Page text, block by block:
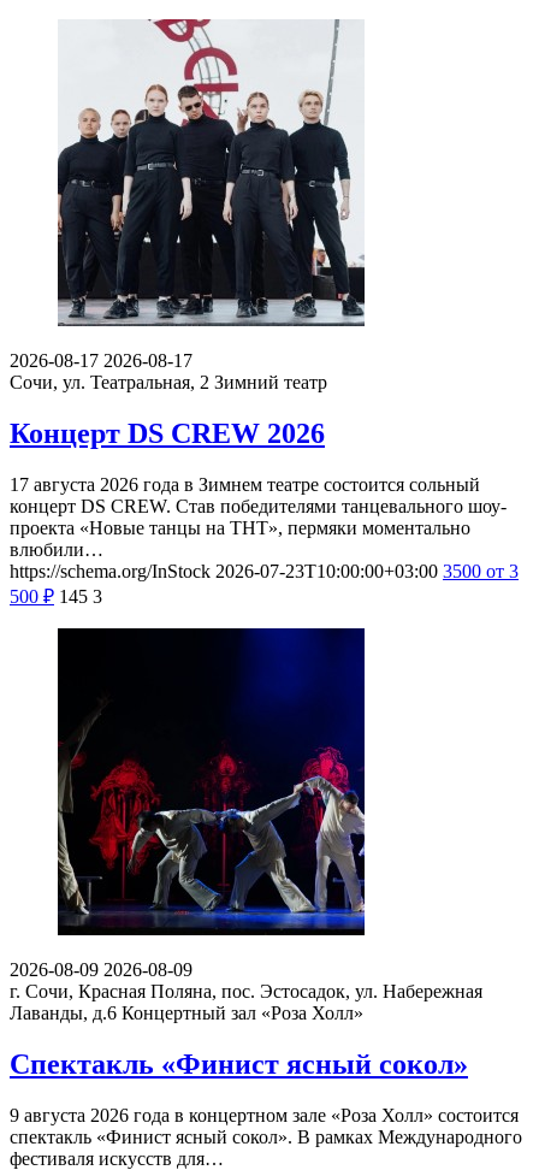
2026-08-17 2026-08-17
Сочи, ул. Театральная, 2 Зимний театр
Концерт DS CREW 2026
17 августа 2026 года в Зимнем театре состоится сольный
концерт DS CREW. Став победителями танцевального шоу-
проекта «Новые танцы на ТНТ», пермяки моментально
влюбили…
https://schema.org/InStock 2026-07-23T10:00:00+03:00 3500 от 3
500 ₽ 145 3
2026-08-09 2026-08-09
г. Сочи, Красная Поляна, пос. Эстосадок, ул. Набережная
Лаванды, д.6 Концертный зал «Роза Холл»
Спектакль «Финист ясный сокол»
9 августа 2026 года в концертном зале «Роза Холл» состоится
спектакль «Финист ясный сокол». В рамках Международного
фестиваля искусств для…